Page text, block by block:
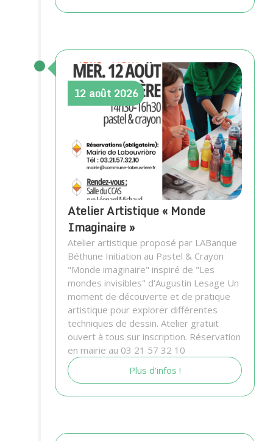
12 août 2026
Atelier Artistique « Monde
Imaginaire »
Atelier artistique proposé par LABanque
Béthune Initiation au Pastel & Crayon
"Monde imaginaire" inspiré de "Les
mondes invisibles" d'Augustin Lesage Un
moment de découverte et de pratique
artistique pour explorer différentes
techniques de dessin. Atelier gratuit
ouvert à tous sur inscription. Réservation
en mairie au 03 21 57 32 10
Plus d'infos !